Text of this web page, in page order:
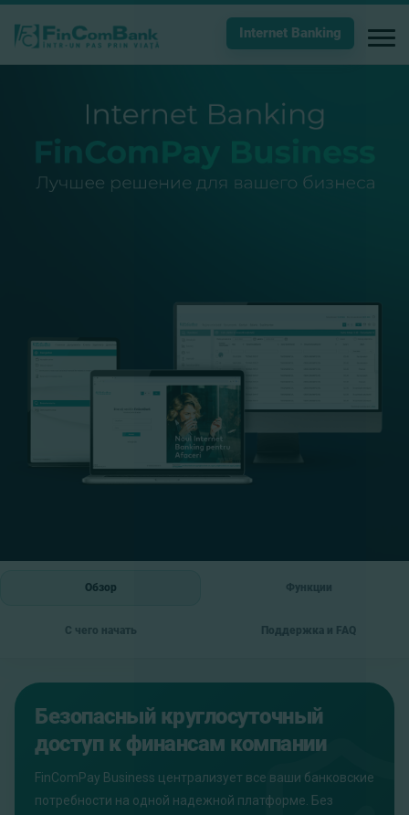
Internet Banking
Обзор Функции
С чего начать Поддержка и FAQ
Безопасный круглосуточный
доступ к финансам компании
FinComPay Business централизует все ваши банковские
потребности на одной надежной платформе. Без